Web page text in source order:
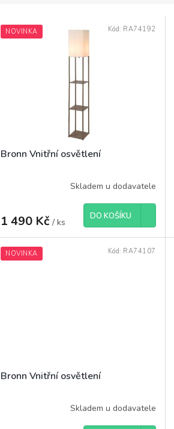
NOVINKA
Bronn Vnitřní osvětlení
Skladem u dodavatele
1 490 Kč/ ks
DO KOŠÍKU
Kód: RA74192
NOVINKA
Bronn Vnitřní osvětlení
Skladem u dodavatele
Kód: RA74107